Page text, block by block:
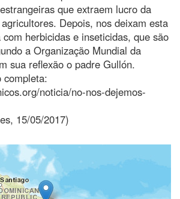
que extraem lucro da
Depois, nos deixam esta
herbicidas e inseticidas, que são
a Organização Mundial da
sua reflexão o padre Gullón.
completa:
noticia/no-nos-dejemos-
15/05/2017)